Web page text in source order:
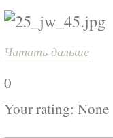
Читать дальше
0
Your rating: None